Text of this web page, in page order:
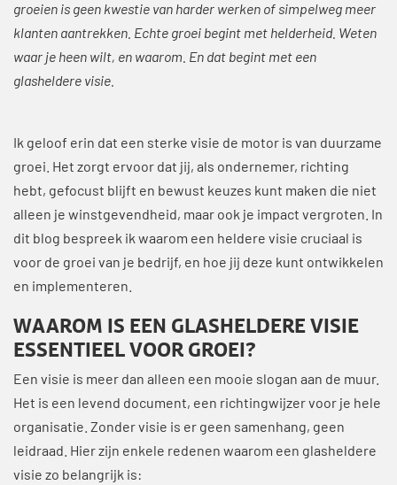
groeien is geen kwestie van harder werken of simpelweg meer
klanten aantrekken. Echte groei begint met helderheid. Weten
waar je heen wilt, en waarom. En dat begint met een
glasheldere visie.
Ik geloof erin dat een sterke visie de motor is van duurzame
groei. Het zorgt ervoor dat jij, als ondernemer, richting
hebt, gefocust blijft en bewust keuzes kunt maken die niet
alleen je winstgevendheid, maar ook je impact vergroten. In
dit blog bespreek ik waarom een heldere visie cruciaal is
voor de groei van je bedrijf, en hoe jij deze kunt ontwikkelen
en implementeren.
WAAROM IS EEN GLASHELDERE VISIE
ESSENTIEEL VOOR GROEI?
Een visie is meer dan alleen een mooie slogan aan de muur.
Het is een levend document, een richtingwijzer voor je hele
organisatie. Zonder visie is er geen samenhang, geen
leidraad. Hier zijn enkele redenen waarom een glasheldere
visie zo belangrijk is: